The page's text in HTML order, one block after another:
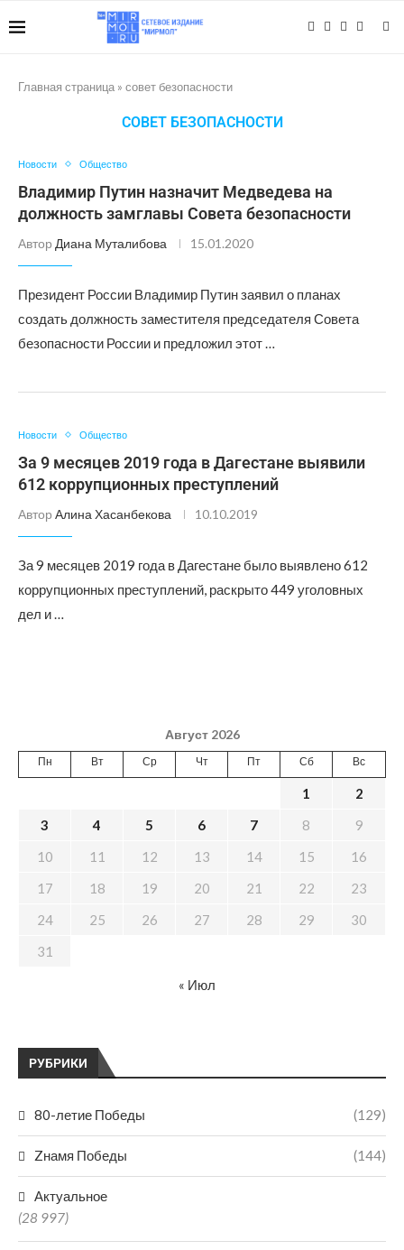
Главная страница » совет безопасности
СОВЕТ БЕЗОПАСНОСТИ
Новости Общество
Владимир Путин назначит Медведева на
должность замглавы Совета безопасности
Автор Диана Муталибова 15.01.2020
Президент России Владимир Путин заявил о планах
создать должность заместителя председателя Совета
безопасности России и предложил этот …
Новости Общество
За 9 месяцев 2019 года в Дагестане выявили
612 коррупционных преступлений
Автор Алина Хасанбекова 10.10.2019
За 9 месяцев 2019 года в Дагестане было выявлено 612
коррупционных преступлений, раскрыто 449 уголовных
дел и …
РУБРИКИ
80-летие Победы (129)
Zнамя Победы (144)
Актуальное
(28 997)
Август 2026
Пн Вт Ср Чт Пт Сб Вс
1
2
3
4 5 6 7 8
9
10
11 12 13 14 15
16
17
18 19 20 21 22
23
24
25 26 27 28 29
30
31
« Июл